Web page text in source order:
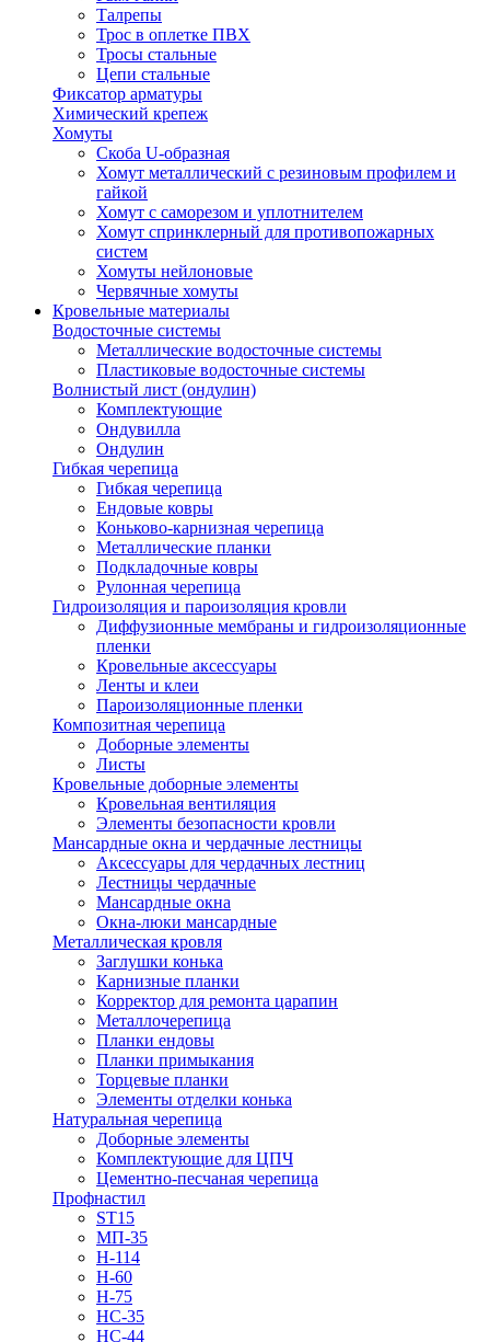
Талрепы
Трос в оплетке ПВХ
Тросы стальные
Цепи стальные
Фиксатор арматуры
Химический крепеж
Хомуты
Скоба U-образная
Хомут металлический с резиновым профилем и
гайкой
Хомут с саморезом и уплотнителем
Хомут спринклерный для противопожарных
систем
Хомуты нейлоновые
Червячные хомуты
Кровельные материалы
Водосточные системы
Металлические водосточные системы
Пластиковые водосточные системы
Волнистый лист (ондулин)
Комплектующие
Ондувилла
Ондулин
Гибкая черепица
Гибкая черепица
Ендовые ковры
Коньково-карнизная черепица
Металлические планки
Подкладочные ковры
Рулонная черепица
Гидроизоляция и пароизоляция кровли
Диффузионные мембраны и гидроизоляционные
пленки
Кровельные аксессуары
Ленты и клеи
Пароизоляционные пленки
Композитная черепица
Доборные элементы
Листы
Кровельные доборные элементы
Кровельная вентиляция
Элементы безопасности кровли
Мансардные окна и чердачные лестницы
Аксессуары для чердачных лестниц
Лестницы чердачные
Мансардные окна
Окна-люки мансардные
Металлическая кровля
Заглушки конька
Карнизные планки
Корректор для ремонта царапин
Металлочерепица
Планки ендовы
Планки примыкания
Торцевые планки
Элементы отделки конька
Натуральная черепица
Доборные элементы
Комплектующие для ЦПЧ
Цементно-песчаная черепица
Профнастил
ST15
МП-35
Н-114
Н-60
Н-75
НС-35
НС-44